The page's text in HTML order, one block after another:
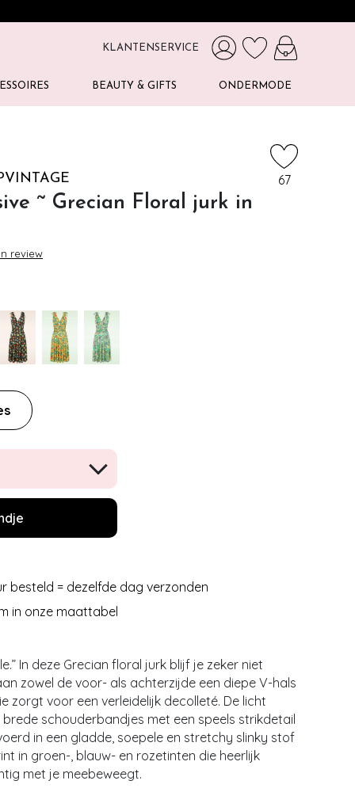
KLANTENSERVICE
BEAUTY & GIFTS ONDERMODE
~ Grecian Floral jurk in
67
review
besteld = dezelfde dag verzonden
in onze maattabel
In deze Grecian floral jurk blijf je zeker niet
zowel de voor- als achterzijde een diepe V-hals
zorgt voor een verleidelijk decolleté. De licht
schouderbandjes met een speels strikdetail
in een gladde, soepele en stretchy slinky stof
in groen-, blauw- en rozetinten die heerlijk
met je meebeweegt.